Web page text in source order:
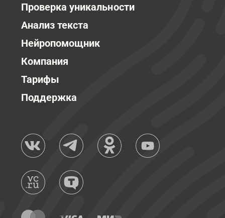
Проверка уникальности
Анализ текста
Нейропомощник
Компания
Тарифы
Поддержка